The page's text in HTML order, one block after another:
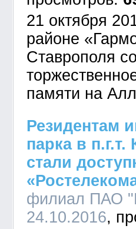
21 октября
районе
Ставрополя
памяти на
Резидентам
парка в
стали
филиал ПАО
24.10.2016